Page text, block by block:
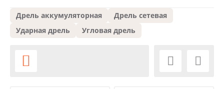
Дрель аккумуляторная
Дрель сетевая
Ударная дрель
Угловая дрель
  